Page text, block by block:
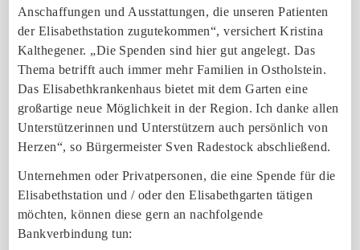
Anschaffungen und Ausstattungen, die unseren Patienten
der Elisabethstation zugutekommen“, versichert Kristina
Kalthegener. „Die Spenden sind hier gut angelegt. Das
Thema betrifft auch immer mehr Familien in Ostholstein.
Das Elisabethkrankenhaus bietet mit dem Garten eine
großartige neue Möglichkeit in der Region. Ich danke allen
Unterstützerinnen und Unterstützern auch persönlich von
Herzen“, so Bürgermeister Sven Radestock abschließend.
Unternehmen oder Privatpersonen, die eine Spende für die
Elisabethstation und / oder den Elisabethgarten tätigen
möchten, können diese gern an nachfolgende
Bankverbindung tun: